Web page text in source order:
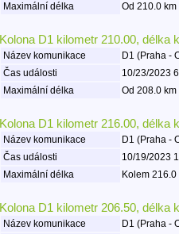
Maximální délka
Od 210.0
Kolona D1 kilometr 210.00, délka
Název komunikace
D1 (Praha -
Čas události
10/23/2023
Maximální délka
Od 208.0
Kolona D1 kilometr 216.00, délka
Název komunikace
D1 (Praha -
Čas události
10/19/2023
Maximální délka
Kolem
Kolona D1 kilometr 206.50, délka
Název komunikace
D1 (Praha -